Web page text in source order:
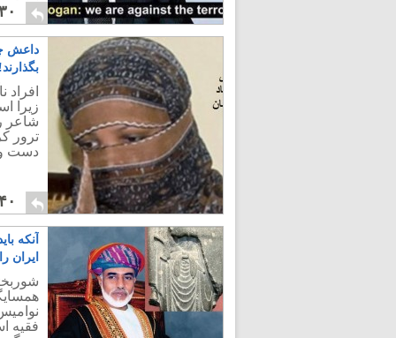
داعش
بگذارند!
زیرا
شاعر
ترور
دست و
آنکه
ایران
فقیه